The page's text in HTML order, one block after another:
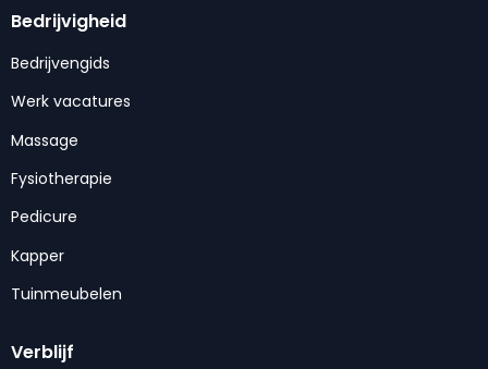
Bedrijvigheid
Bedrijvengids
Werk vacatures
Massage
Fysiotherapie
Pedicure
Kapper
Tuinmeubelen
Verblijf